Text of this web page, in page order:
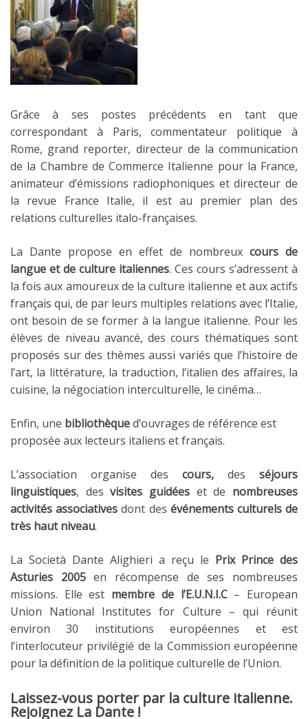
Grâce à ses postes précédents en tant que
correspondant à Paris, commentateur politique à
Rome, grand reporter, directeur de la communication
de la Chambre de Commerce Italienne pour la France,
animateur d’émissions radiophoniques et directeur de
la revue France Italie, il est au premier plan des
relations culturelles italo-françaises.
La Dante propose en effet de nombreux cours de
langue et de culture italiennes. Ces cours s’adressent à
la fois aux amoureux de la culture italienne et aux actifs
français qui, de par leurs multiples relations avec l’Italie,
ont besoin de se former à la langue italienne. Pour les
élèves de niveau avancé, des cours thématiques sont
proposés sur des thèmes aussi variés que l’histoire de
l’art, la littérature, la traduction, l’italien des affaires, la
cuisine, la négociation interculturelle, le cinéma…
Enfin, une bibliothèqued’ouvrages de référence est
proposée aux lecteurs italiens et français.
L’association organise des cours, des séjours
linguistiques, desvisites guidées et de nombreuses
activités associatives dont des événements culturels de
très haut niveau.
La Società Dante Alighieri a reçu le Prix Prince des
Asturies 2005en récompense de ses nombreuses
missions. Elle est membre de l’E.U.N.I.C– European
Union National Institutes for Culture – qui réunit
environ 30 institutions européennes et est
l’interlocuteur privilégié de la Commission européenne
pour la définition de la politique culturelle de l’Union.
Laissez-vous porter par la culture italienne.
Rejoignez La Dante !